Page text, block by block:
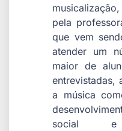
pela
que vem
atender um
maior de
entrevistadas,
a música
social e